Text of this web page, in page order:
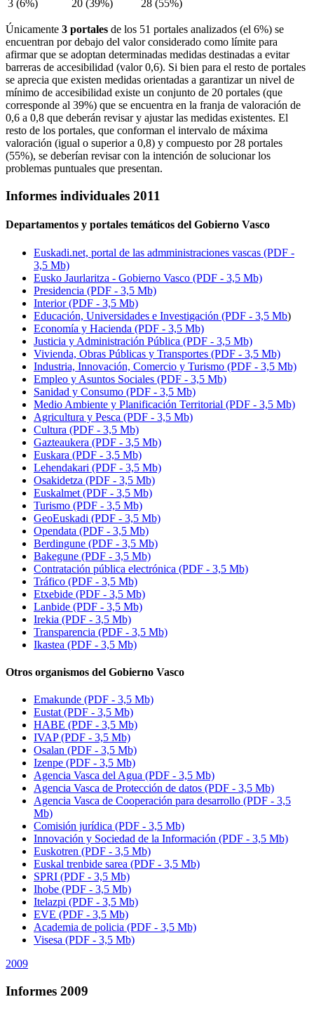
3 (6%) 20 (39%) 28 (55%)
Únicamente 3 portales de los 51 portales analizados (el 6%) se
encuentran por debajo del valor considerado como límite para
afirmar que se adoptan determinadas medidas destinadas a evitar
barreras de accesibilidad (valor 0,6). Si bien para el resto de portales
se aprecia que existen medidas orientadas a garantizar un nivel de
mínimo de accesibilidad existe un conjunto de 20 portales (que
corresponde al 39%) que se encuentra en la franja de valoración de
0,6 a 0,8 que deberán revisar y ajustar las medidas existentes. El
resto de los portales, que conforman el intervalo de máxima
valoración (igual o superior a 0,8) y compuesto por 28 portales
(55%), se deberían revisar con la intención de solucionar los
problemas puntuales que presentan.
Informes individuales 2011
Departamentos y portales temáticos del Gobierno Vasco
Euskadi.net, portal de las admministraciones vascas (PDF -
3,5 Mb)
Eusko Jaurlaritza - Gobierno Vasco (PDF - 3,5 Mb)
Presidencia (PDF - 3,5 Mb)
Interior (PDF - 3,5 Mb)
Educación, Universidades e Investigación (PDF - 3,5 Mb)
Economía y Hacienda (PDF - 3,5 Mb)
Justicia y Administración Pública (PDF - 3,5 Mb)
Vivienda, Obras Públicas y Transportes (PDF - 3,5 Mb)
Industria, Innovación, Comercio y Turismo (PDF - 3,5 Mb)
Empleo y Asuntos Sociales (PDF - 3,5 Mb)
Sanidad y Consumo (PDF - 3,5 Mb)
Medio Ambiente y Planificación Territorial (PDF - 3,5 Mb)
Agricultura y Pesca (PDF - 3,5 Mb)
Cultura (PDF - 3,5 Mb)
Gazteaukera (PDF - 3,5 Mb)
Euskara (PDF - 3,5 Mb)
Lehendakari (PDF - 3,5 Mb)
Osakidetza (PDF - 3,5 Mb)
Euskalmet (PDF - 3,5 Mb)
Turismo (PDF - 3,5 Mb)
GeoEuskadi (PDF - 3,5 Mb)
Opendata (PDF - 3,5 Mb)
Berdingune (PDF - 3,5 Mb)
Bakegune (PDF - 3,5 Mb)
Contratación pública electrónica (PDF - 3,5 Mb)
Tráfico (PDF - 3,5 Mb)
Etxebide (PDF - 3,5 Mb)
Lanbide (PDF - 3,5 Mb)
Irekia (PDF - 3,5 Mb)
Transparencia (PDF - 3,5 Mb)
Ikastea (PDF - 3,5 Mb)
Otros organismos del Gobierno Vasco
Emakunde (PDF - 3,5 Mb)
Eustat (PDF - 3,5 Mb)
HABE (PDF - 3,5 Mb)
IVAP (PDF - 3,5 Mb)
Osalan (PDF - 3,5 Mb)
Izenpe (PDF - 3,5 Mb)
Agencia Vasca del Agua (PDF - 3,5 Mb)
Agencia Vasca de Protección de datos (PDF - 3,5 Mb)
Agencia Vasca de Cooperación para desarrollo (PDF - 3,5
Mb)
Comisión jurídica (PDF - 3,5 Mb)
Innovación y Sociedad de la Información (PDF - 3,5 Mb)
Euskotren (PDF - 3,5 Mb)
Euskal trenbide sarea (PDF - 3,5 Mb)
SPRI (PDF - 3,5 Mb)
Ihobe (PDF - 3,5 Mb)
Itelazpi (PDF - 3,5 Mb)
EVE (PDF - 3,5 Mb)
Academia de policia (PDF - 3,5 Mb)
Visesa (PDF - 3,5 Mb)
2009
Informes 2009